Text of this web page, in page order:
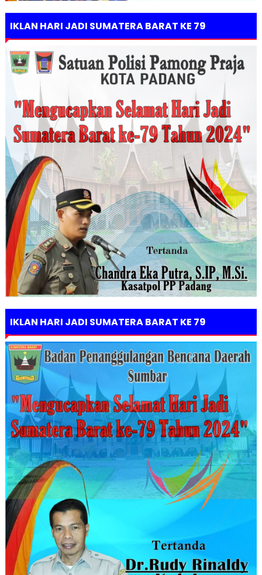
IKLAN HARI JADI SUMATERA BARAT KE 79
IKLAN HARI JADI SUMATERA BARAT KE 79